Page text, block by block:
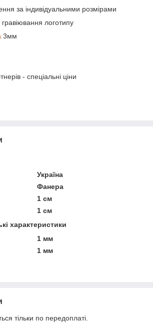
за індивідуальними розмірами
логотипу
3мм
- спеціальні ціни
Україна
Фанера
1 см
1 см
характеристики
1 мм
1 мм
тільки по передоплаті.